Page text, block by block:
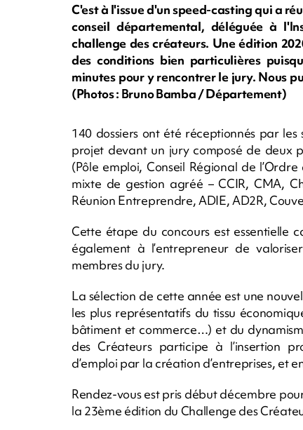
C'est à l'issue d'un speed-casting qui a
conseil départemental, déléguée à
challenge des créateurs. Une édition
des conditions bien particulières
minutes pour y rencontrer le jury. Nous
(Photos : Bruno Bamba / Département)
140 dossiers ont été réceptionnés par
projet devant un jury composé de deux
(Pôle emploi, Conseil Régional de
mixte de gestion agréé – CCIR, CMA,
Réunion Entreprendre, ADIE, AD2R,
Cette étape du concours est essentielle
également à l’entrepreneur de
membres du jury.
La sélection de cette année est une
les plus représentatifs du tissu
bâtiment et commerce…) et du
des Créateurs participe à l’insertion
d’emploi par la création d’entreprises, et
Rendez-vous est pris début décembre
la 23ème édition du Challenge des